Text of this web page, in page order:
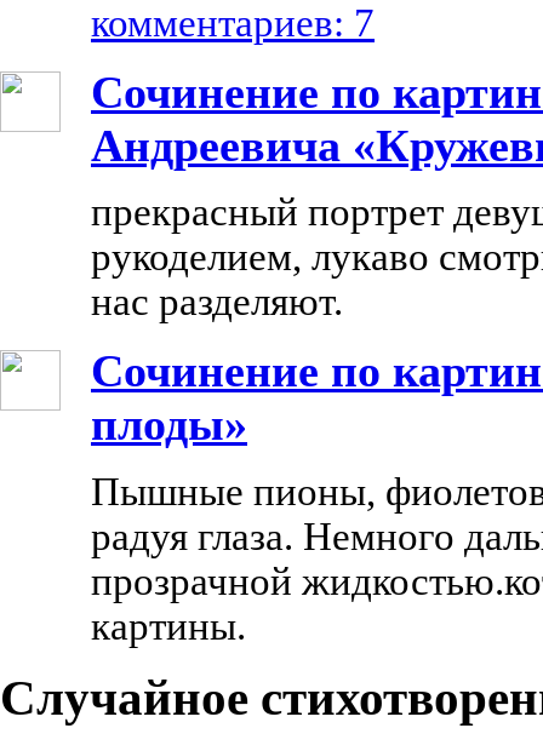
комментариев: 7
Сочинение по
Андреевича
прекрасный портрет
рукоделием, лукаво
нас разделяют.
Сочинение по
плоды»
Пышные пионы,
радуя глаза. Немного
прозрачной
картины.
Случайное